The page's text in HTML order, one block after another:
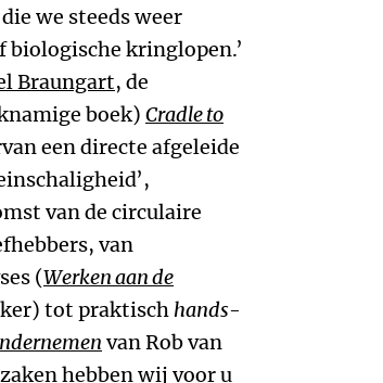
we steeds weer
biologische kringlopen.’
Braungart, de
boek) Cradle to
een directe afgeleide
van de circulaire
van
(Werken aan de
tot praktisch hands-
van Rob van
hebben wij voor u